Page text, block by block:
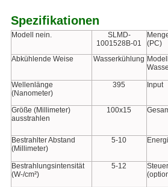
Spezifikationen
Modell nein.
SLMD-
1001528B-01
(PC)
Abkühlende Weise Wasserkühlung
Wellenlänge
(Nanometer)
395 Input
Größe (Millimeter)
ausstrahlen
100x15
Bestrahlter Abstand
(Millimeter)
5-10
Bestrahlungsintensität
(W-/cm²)
5-12